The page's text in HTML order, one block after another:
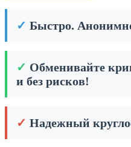
✓ Быстро.
✓ Обменивайте
и без рисков!
✓ Надежный